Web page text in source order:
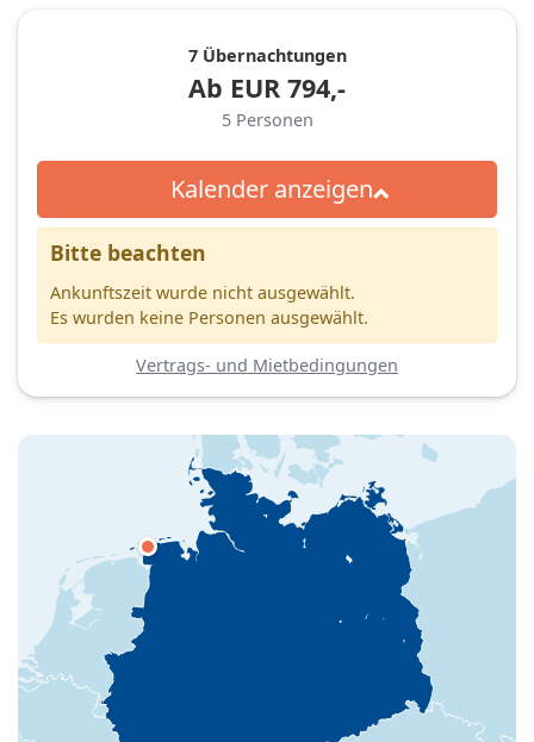
7 Übernachtungen
Ab EUR 794,-
5 Personen
Kalender anzeigen
Bitte beachten
Ankunftszeit wurde nicht ausgewählt.
Es wurden keine Personen ausgewählt.
Vertrags- und Mietbedingungen